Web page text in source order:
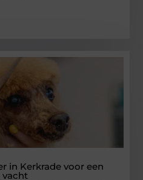
in Kerkrade voor een
vacht